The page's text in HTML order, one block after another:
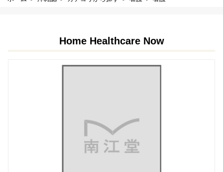
Home Healthcare Now